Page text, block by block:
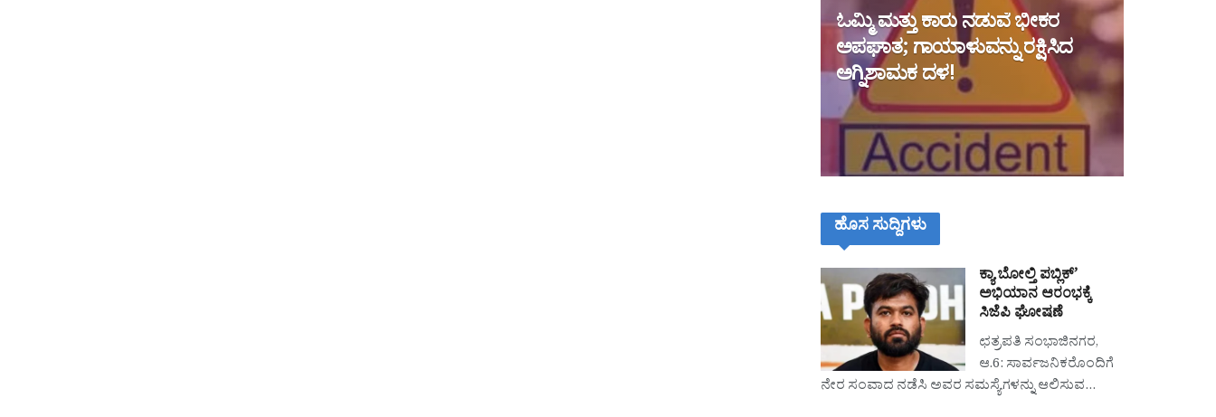
ಓಮ್ಮಿ ಮತ್ತು ಕಾರು ನಡುವೆ ಭೀಕರ
ಅಪಘಾತ; ಗಾಯಾಳುವನ್ನು ರಕ್ಷಿಸಿದ
ಅಗ್ನಿಶಾಮಕ ದಳ!
ಹೊಸ ಸುದ್ದಿಗಳು
ಕ್ಯಾ ಬೋಲ್ತಿ ಪಬ್ಲಿಕ್’
ಅಭಿಯಾನ ಆರಂಭಕ್ಕೆ
ಸಿಜೆಪಿ ಘೋಷಣೆ
ಛತ್ರಪತಿ ಸಂಭಾಜಿನಗರ,
ಆ.6: ಸಾರ್ವಜನಿಕರೊಂದಿಗೆ
ನೇರ ಸಂವಾದ ನಡೆಸಿ ಅವರ ಸಮಸ್ಯೆಗಳನ್ನು ಆಲಿಸುವ…